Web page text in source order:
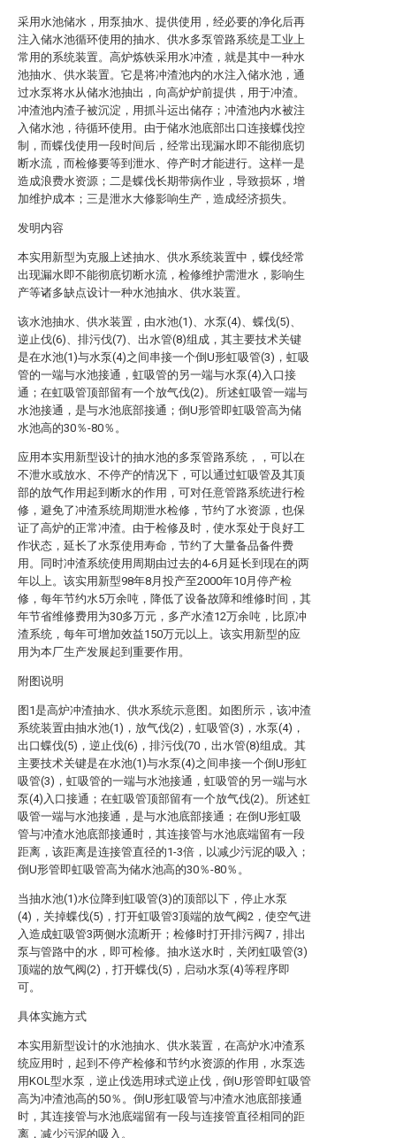
采用水池储水，用泵抽水、提供使用，经必要的净化后再
注入储水池循环使用的抽水、供水多泵管路系统是工业上
常用的系统装置。高炉炼铁采用水冲渣，就是其中一种水
池抽水、供水装置。它是将冲渣池内的水注入储水池，通
过水泵将水从储水池抽出，向高炉炉前提供，用于冲渣。
冲渣池内渣子被沉淀，用抓斗运出储存；冲渣池内水被注
入储水池，待循环使用。由于储水池底部出口连接蝶伐控
制，而蝶伐使用一段时间后，经常出现漏水即不能彻底切
断水流，而检修要等到泄水、停产时才能进行。这样一是
造成浪费水资源；二是蝶伐长期带病作业，导致损坏，增
加维护成本；三是泄水大修影响生产，造成经济损失。
发明内容
本实用新型为克服上述抽水、供水系统装置中，蝶伐经常
出现漏水即不能彻底切断水流，检修维护需泄水，影响生
产等诸多缺点设计一种水池抽水、供水装置。
该水池抽水、供水装置，由水池(1)、水泵(4)、蝶伐(5)、
逆止伐(6)、排污伐(7)、出水管(8)组成，其主要技术关键
是在水池(1)与水泵(4)之间串接一个倒U形虹吸管(3)，虹吸
管的一端与水池接通，虹吸管的另一端与水泵(4)入口接
通；在虹吸管顶部留有一个放气伐(2)。所述虹吸管一端与
水池接通，是与水池底部接通；倒U形管即虹吸管高为储
水池高的30％-80％。
应用本实用新型设计的抽水池的多泵管路系统，，可以在
不泄水或放水、不停产的情况下，可以通过虹吸管及其顶
部的放气作用起到断水的作用，可对任意管路系统进行检
修，避免了冲渣系统周期泄水检修，节约了水资源，也保
证了高炉的正常冲渣。由于检修及时，使水泵处于良好工
作状态，延长了水泵使用寿命，节约了大量备品备件费
用。同时冲渣系统使用周期由过去的4-6月延长到现在的两
年以上。该实用新型98年8月投产至2000年10月停产检
修，每年节约水5万余吨，降低了设备故障和维修时间，其
年节省维修费用为30多万元，多产水渣12万余吨，比原冲
渣系统，每年可增加效益150万元以上。该实用新型的应
用为本厂生产发展起到重要作用。
附图说明
图1是高炉冲渣抽水、供水系统示意图。如图所示，该冲渣
系统装置由抽水池(1)，放气伐(2)，虹吸管(3)，水泵(4)，
出口蝶伐(5)，逆止伐(6)，排污伐(70，出水管(8)组成。其
主要技术关键是在水池(1)与水泵(4)之间串接一个倒U形虹
吸管(3)，虹吸管的一端与水池接通，虹吸管的另一端与水
泵(4)入口接通；在虹吸管顶部留有一个放气伐(2)。所述虹
吸管一端与水池接通，是与水池底部接通；在倒U形虹吸
管与冲渣水池底部接通时，其连接管与水池底端留有一段
距离，该距离是连接管直径的1-3倍，以减少污泥的吸入；
倒U形管即虹吸管高为储水池高的30％-80％。
当抽水池(1)水位降到虹吸管(3)的顶部以下，停止水泵
(4)，关掉蝶伐(5)，打开虹吸管3顶端的放气阀2，使空气进
入造成虹吸管3两侧水流断开；检修时打开排污阀7，排出
泵与管路中的水，即可检修。抽水送水时，关闭虹吸管(3)
顶端的放气阀(2)，打开蝶伐(5)，启动水泵(4)等程序即
可。
具体实施方式
本实用新型设计的水池抽水、供水装置，在高炉水冲渣系
统应用时，起到不停产检修和节约水资源的作用，水泵选
用KOL型水泵，逆止伐选用球式逆止伐，倒U形管即虹吸管
高为冲渣池高的50％。倒U形虹吸管与冲渣水池底部接通
时，其连接管与水池底端留有一段与连接管直径相同的距
离，减少污泥的吸入。